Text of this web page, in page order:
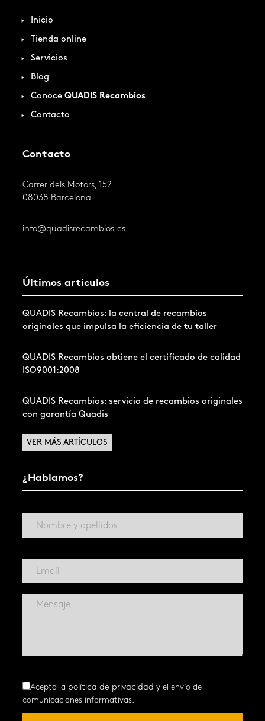
Inicio
Tienda online
Servicios
Blog
Conoce QUADIS Recambios
Contacto
Contacto
Carrer dels Motors, 152
08038 Barcelona
info@quadisrecambios.es
VER MÁS ARTÍCULOS
Últimos artículos
QUADIS Recambios: la central de recambios
originales que impulsa la eficiencia de tu taller
QUADIS Recambios obtiene el certificado de calidad
ISO9001:2008
QUADIS Recambios: servicio de recambios originales
con garantía Quadis
¿Hablamos?
Acepto la política de privacidad y el envío de
comunicaciones informativas.